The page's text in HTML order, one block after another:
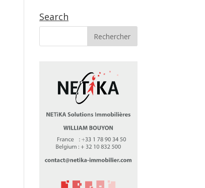
Search